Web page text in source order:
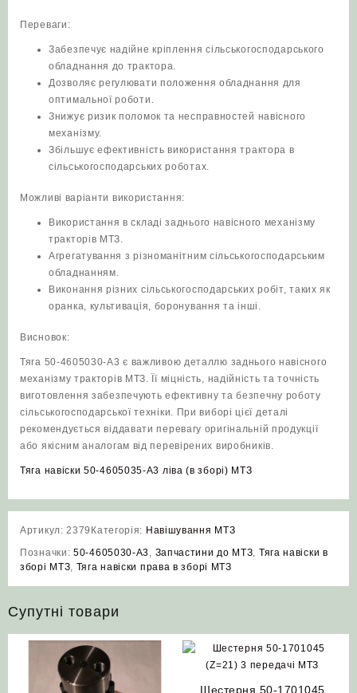
Переваги:
Забезпечує надійне кріплення сільськогосподарського
обладнання до трактора.
Дозволяє регулювати положення обладнання для
оптимальної роботи.
Знижує ризик поломок та несправностей навісного
механізму.
Збільшує ефективність використання трактора в
сільськогосподарських роботах.
Можливі варіанти використання:
Використання в складі заднього навісного механізму
тракторів МТЗ.
Агрегатування з різноманітним сільськогосподарським
обладнанням.
Виконання різних сільськогосподарських робіт, таких як
оранка, культивація, боронування та інші.
Висновок:
Тяга 50-4605030-А3 є важливою деталлю заднього навісного
механізму тракторів МТЗ. Її міцність, надійність та точність
виготовлення забезпечують ефективну та безпечну роботу
сільськогосподарської техніки. При виборі цієї деталі
рекомендується віддавати перевагу оригінальній продукції
або якісним аналогам від перевірених виробників.
Тяга навіски 50-4605035-А3 ліва (в зборі) МТЗ
Артикул:2379 Категорія: Навішування МТЗ
Позначки: 50-4605030-А3, Запчастини до МТЗ, Тяга навіски в
зборі МТЗ, Тяга навіски права в зборі МТЗ
Супутні товари
Шестерня 50-1701045